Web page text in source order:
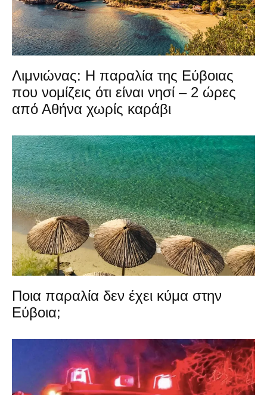
Λιμνιώνας: Η παραλία της Εύβοιας
που νομίζεις ότι είναι νησί – 2 ώρες
από Αθήνα χωρίς καράβι
Ποια παραλία δεν έχει κύμα στην
Εύβοια;